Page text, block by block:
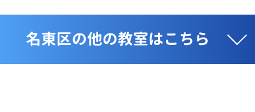
名東区の他の教室はこちら